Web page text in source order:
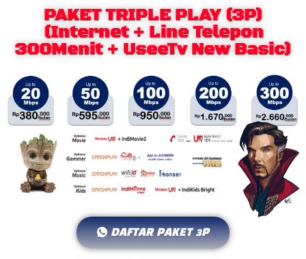
PAKET TRIPLE PLAY (3P)
(Internet + Line Telepon
300Menit + UseeTv New Basic)
DAFTAR PAKET 3P